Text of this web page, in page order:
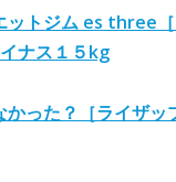
ットジム es three
ナス１５kg
った？［ライザッ